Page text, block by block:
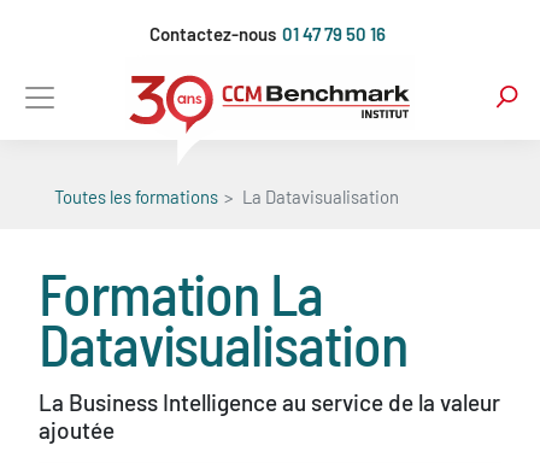
principal
Contactez-nous 01 47 79 50 16
Toutes les formations La Datavisualisation
Formation La
Datavisualisation
La Business Intelligence au service de la valeur
ajoutée